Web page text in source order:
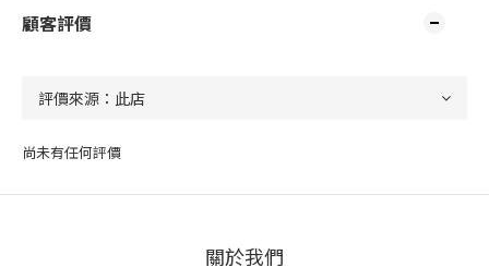
顧客評價
尚未有任何評價
關於我們